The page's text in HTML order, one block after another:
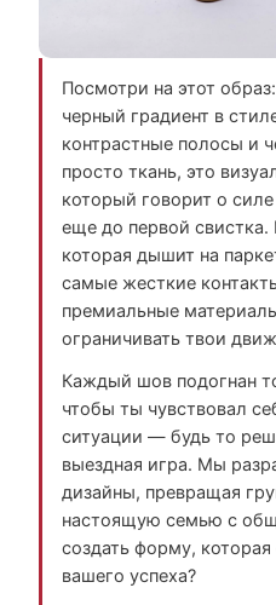
Посмотри на этот
черный градиент в
контрастные полосы и
просто ткань, это
который говорит о
еще до первой
которая дышит на
самые жесткие
премиальные
ограничивать твои
Каждый шов подогнан
чтобы ты чувствовал
ситуации — будь то
выездная игра. Мы
дизайны, превращая
настоящую семью с
создать форму,
вашего успеха?